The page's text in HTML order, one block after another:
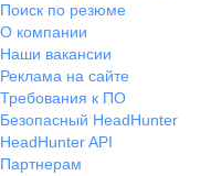
Поиск по резюме
О компании
Наши вакансии
Реклама на сайте
Требования к ПО
Безопасный HeadHunter
HeadHunter API
Партнерам